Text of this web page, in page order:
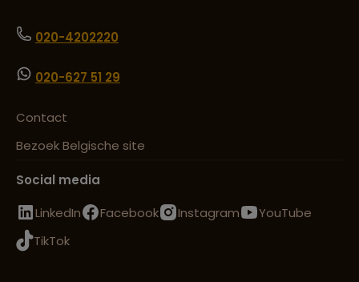
020-4202220
020-627 51 29
Contact
Bezoek Belgische site
Social media
LinkedIn
Facebook Instagram
YouTube
TikTok